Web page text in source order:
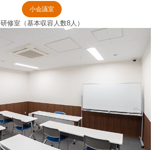
小会議室
研修室（基本収容人数8人）